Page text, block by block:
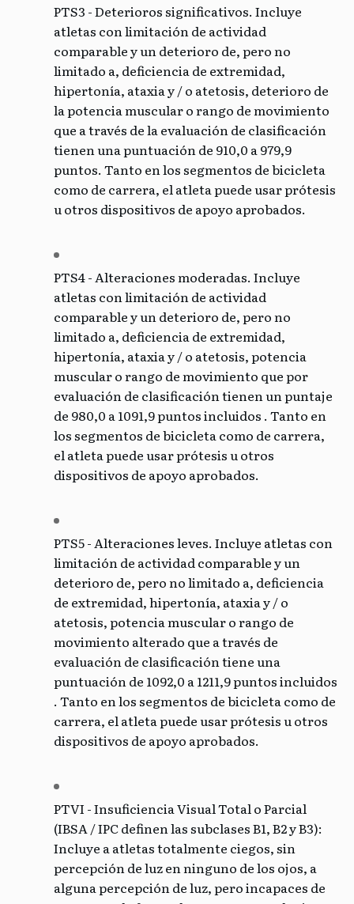
PTS3 - Deterioros significativos. Incluye
atletas con limitación de actividad
comparable y un deterioro de, pero no
limitado a, deficiencia de extremidad,
hipertonía, ataxia y / o atetosis, deterioro de
la potencia muscular o rango de movimiento
que a través de la evaluación de clasificación
tienen una puntuación de 910,0 a 979,9
puntos. Tanto en los segmentos de bicicleta
como de carrera, el atleta puede usar prótesis
u otros dispositivos de apoyo aprobados.
PTS4 - Alteraciones moderadas. Incluye
atletas con limitación de actividad
comparable y un deterioro de, pero no
limitado a, deficiencia de extremidad,
hipertonía, ataxia y / o atetosis, potencia
muscular o rango de movimiento que por
evaluación de clasificación tienen un puntaje
de 980,0 a 1091,9 puntos incluidos . Tanto en
los segmentos de bicicleta como de carrera,
el atleta puede usar prótesis u otros
dispositivos de apoyo aprobados.
PTS5- Alteraciones leves. Incluye atletas con
limitación de actividad comparable y un
deterioro de, pero no limitado a, deficiencia
de extremidad, hipertonía, ataxia y / o
atetosis, potencia muscular o rango de
movimiento alterado que a través de
evaluación de clasificación tiene una
puntuación de 1092,0 a 1211,9 puntos incluidos
. Tanto en los segmentos de bicicleta como de
carrera, el atleta puede usar prótesis u otros
dispositivos de apoyo aprobados.
PTVI - Insuficiencia Visual Total o Parcial
(IBSA / IPC definen las subclases B1, B2 y B3):
Incluye a atletas totalmente ciegos, sin
percepción de luz en ninguno de los ojos, a
alguna percepción de luz, pero incapaces de